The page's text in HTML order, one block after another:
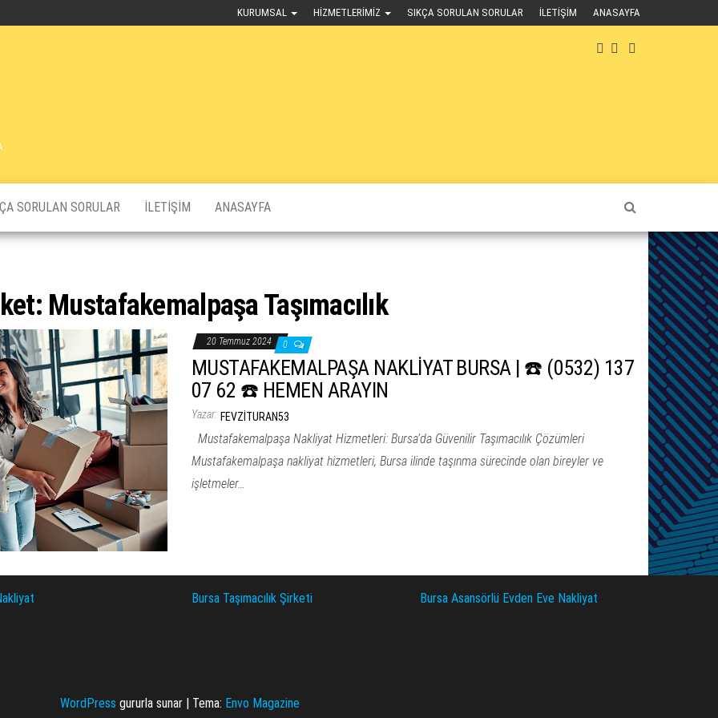
KURUMSAL HIZMETLERIMIZ SIKÇA SORULAN SORULAR İLETIŞIM ANASAYFA
SORULAN SORULAR İLETIŞIM ANASAYFA
Mustafakemalpaşa Taşımacılık
20 Temmuz 2024 0
MUSTAFAKEMALPAŞA NAKLİYAT BURSA | ☎️ (0532) 137
07 62 ☎️ HEMEN ARAYIN
Yazar: FEVZITURAN53
Mustafakemalpaşa Nakliyat Hizmetleri: Bursa’da Güvenilir Taşımacılık Çözümleri
Mustafakemalpaşa nakliyat hizmetleri, Bursa ilinde taşınma sürecinde olan bireyler ve
işletmeler…
Bursa Taşımacılık Şirketi Bursa Asansörlü Evden Eve Nakliyat
WordPress gururla sunar Tema: Envo Magazine